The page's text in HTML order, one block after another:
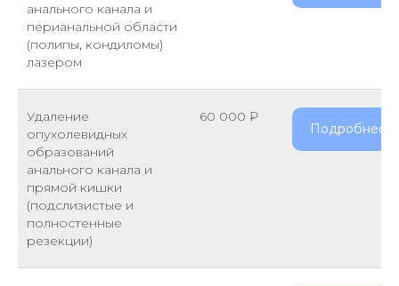
анального канала и
перианальной области
(полипы, кондиломы)
лазером
Удаление
опухолевидных
образований
анального канала и
прямой кишки
(подслизистые и
полностенные
резекции)
60 000 ₽
Подробнее